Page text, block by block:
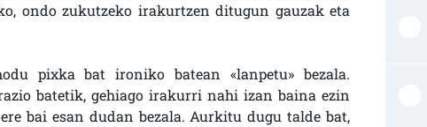
ondo zukutzeko irakurtzen ditugun gauzak eta
pixka bat ironiko batean «lanpetu» bezala.
batetik, gehiago irakurri nahi izan baina ezin
bai esan dudan bezala. Aurkitu dugu talde bat,